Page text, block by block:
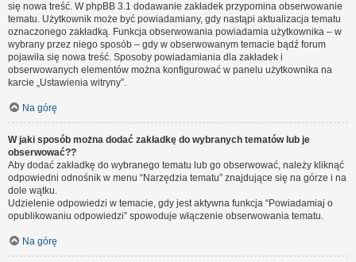
się nowa treść. W phpBB 3.1 dodawanie zakładek przypomina obserwowanie
tematu. Użytkownik może być powiadamiany, gdy nastąpi aktualizacja tematu
oznaczonego zakładką. Funkcja obserwowania powiadamia użytkownika – w
wybrany przez niego sposób – gdy w obserwowanym temacie bądź forum
pojawiła się nowa treść. Sposoby powiadamiania dla zakładek i
obserwowanych elementów można konfigurować w panelu użytkownika na
karcie „Ustawienia witryny”.
Na górę
W jaki sposób można dodać zakładkę do wybranych tematów lub je
obserwować??
Aby dodać zakładkę do wybranego tematu lub go obserwować, należy kliknąć
odpowiedni odnośnik w menu “Narzędzia tematu” znajdujące się na górze i na
dole wątku.
Udzielenie odpowiedzi w temacie, gdy jest aktywna funkcja “Powiadamiaj o
opublikowaniu odpowiedzi” spowoduje włączenie obserwowania tematu.
Na górę